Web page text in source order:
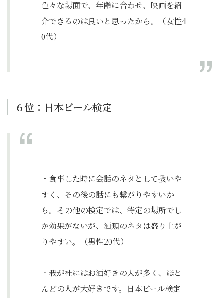
色々な場面で、年齢に合わせ、映画を紹
介できるのは良いと思ったから。（女性4
0代）
６位：日本ビール検定
・食事した時に会話のネタとして扱いや
すく、その後の話にも繋がりやすいか
ら。その他の検定では、特定の場所でし
か効果がないが、酒類のネタは盛り上が
りやすい。（男性20代）
・我が社にはお酒好きの人が多く、ほと
んどの人が大好きです。日本ビール検定